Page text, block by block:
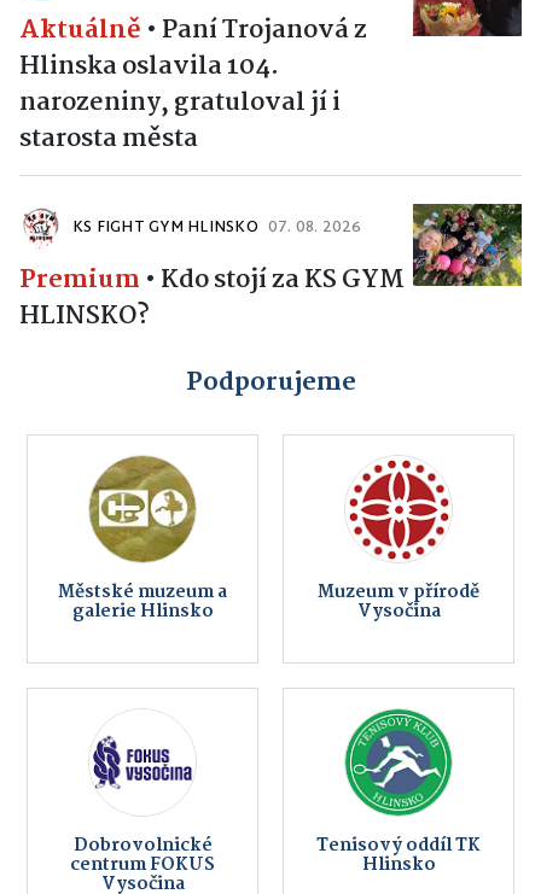
Aktuálně • Paní Trojanová z
Hlinska oslavila 104.
narozeniny, gratuloval jí i
starosta města
KS FIGHT GYM HLINSKO 07. 08. 2026
Premium • Kdo stojí za KS GYM
HLINSKO?
Podporujeme
Městské muzeum a
galerie Hlinsko
Muzeum v přírodě
Vysočina
Dobrovolnické
centrum FOKUS
Vysočina
Tenisový oddíl TK
Hlinsko